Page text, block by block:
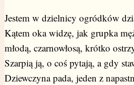
Jestem w dzielnicy ogródków
Kątem oka widzę, jak grupka
młodą, czarnowłosą, krótko
Szarpią ją, o coś pytają, a gdy
Dziewczyna pada, jeden z